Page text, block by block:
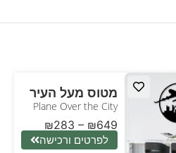
מטוס מעל העיר
Plane Over the City
₪283 – ₪649
לפרטים ורכישה